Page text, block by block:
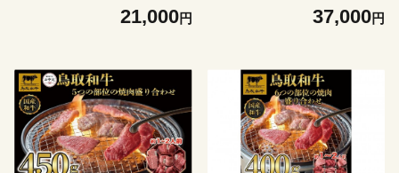
21,000円 37,000円